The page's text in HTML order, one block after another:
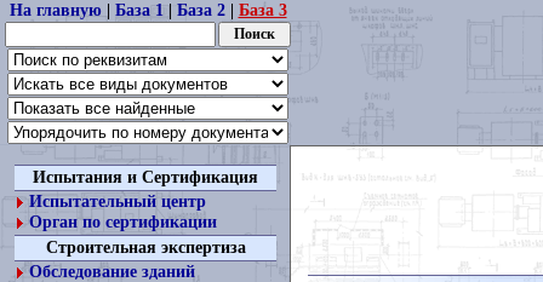
На главную| База 1| База 2| База 3
Испытания и Сертификация
Испытательный центр
Орган по сертификации
Строительная экспертиза
Обследование зданий